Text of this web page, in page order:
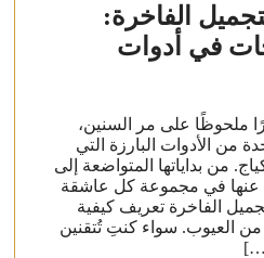
الفاخرة:
في أدوات
ملحوظًا على مر السنين،
من الأدوات البارزة التي
من بداياتها المتواضعة إلى
عنها في مجموعة كل عاشقة
الفاخرة تعريف كيفية
من العيوب. سواء كنتِ تُتقنين